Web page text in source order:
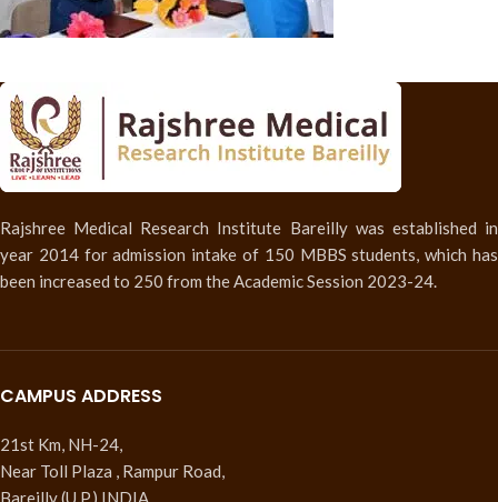
Rajshree Medical Research Institute Bareilly was established in
year 2014 for admission intake of 150 MBBS students, which has
been increased to 250 from the Academic Session 2023-24.
CAMPUS ADDRESS
21st Km, NH-24,
Near Toll Plaza , Rampur Road,
Bareilly (U.P.) INDIA